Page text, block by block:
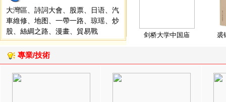
大灣區
詩詞大會 股票 日语
汽
車維修
地图 一帶一路 琼瑶
炒
股
絲綢之路 漫畫 貿易戰 剑桥大学中国庙 裘
專業/技術